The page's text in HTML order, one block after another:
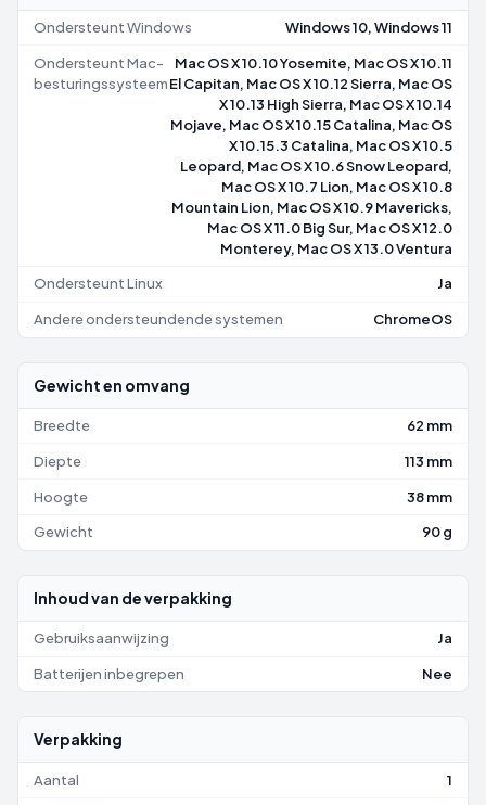
Ondersteunt Windows Windows 10, Windows 11
Ondersteunt Mac-
besturingssysteem
Mac OS X 10.10 Yosemite, Mac OS X 10.11
El Capitan, Mac OS X 10.12 Sierra, Mac OS
X 10.13 High Sierra, Mac OS X 10.14
Mojave, Mac OS X 10.15 Catalina, Mac OS
X 10.15.3 Catalina, Mac OS X 10.5
Leopard, Mac OS X 10.6 Snow Leopard,
Mac OS X 10.7 Lion, Mac OS X 10.8
Mountain Lion, Mac OS X 10.9 Mavericks,
Mac OS X 11.0 Big Sur, Mac OS X 12.0
Monterey, Mac OS X 13.0 Ventura
Ondersteunt Linux Ja
Andere ondersteundende systemen ChromeOS
Gewicht en omvang
Breedte 62 mm
Diepte 113 mm
Hoogte 38 mm
Gewicht 90 g
Inhoud van de verpakking
Gebruiksaanwijzing Ja
Batterijen inbegrepen Nee
Verpakking
Aantal 1